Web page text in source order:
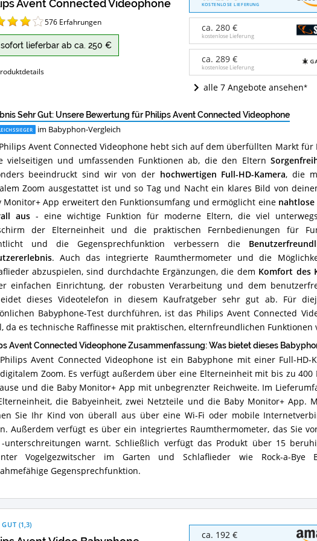
Avent Connected Videophone
576 Erfahrungen
sofort lieferbar ab ca. 250 €
Avent
Connected
Videophone
Angebote:
Wo
dieses
Babyphon
erhältlich?
KOSTENLOSE LIEFERUNG
ca. 280 €
kostenlose Lieferung
ca. 289 €
kostenlose Lieferung
alle 7 Angebote ansehen
Sehr Gut: Unsere Bewertung für Philips Avent Connected Videophone
im Babyphon-Vergleich
Avent Connected Videophone hebt sich auf dem überfüllten Markt für
vielseitigen und umfassenden Funktionen ab, die den Eltern
beeindruckt sind wir von der hochwertigen Full-HD-Kamera, die
Zoom ausgestattet ist und so Tag und Nacht ein klares Bild von
Monitor+ App erweitert den Funktionsumfang und ermöglicht eine nahtlose
aus- eine wichtige Funktion für moderne Eltern, die viel
der Elterneinheit und die praktischen Fernbedienungen für
und die Gegensprechfunktion verbessern die
. Auch das integrierte Raumthermometer und die
abzuspielen, sind durchdachte Ergänzungen, die dem Komfort des
einfachen Einrichtung, der robusten Verarbeitung und dem
dieses Videotelefon in diesem Kaufratgeber sehr gut ab. Für
Babyphone-Test durchführen, ist das Philips Avent Connected
da es technische Raffinesse mit praktischen, elternfreundlichen Funktionen
Avent Connected Videophone Zusammenfassung: Was bietet dieses
Avent Connected Videophone ist ein Babyphone mit einer Full-HD-
Zoom. Es verfügt außerdem über eine Elterneinheit mit bis zu 400
und die Baby Monitor+ App mit unbegrenzter Reichweite. Im
die Babyeinheit, zwei Netzteile und die Baby Monitor+ App.
Sie Ihr Kind von überall aus über eine Wi-Fi oder mobile
Außerdem verfügt es über ein integriertes Raumthermometer, das Sie
unterschreitungen warnt. Schließlich verfügt das Produkt über 15
Vogelgezwitscher im Garten und Schlaflieder wie Rock-a-Bye
Gegensprechfunktion.
GUT (1,3)
ca. 192 €